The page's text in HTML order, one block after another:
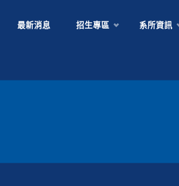
最新消息 招生專區 系所資訊